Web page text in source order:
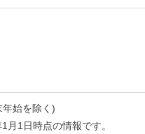
始を除く)
1日時点の情報です。